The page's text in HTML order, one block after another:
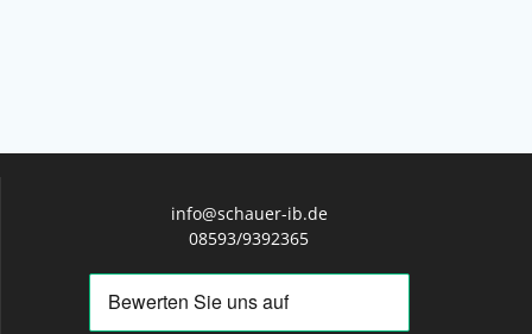
info@schauer-ib.de
08593/9392365